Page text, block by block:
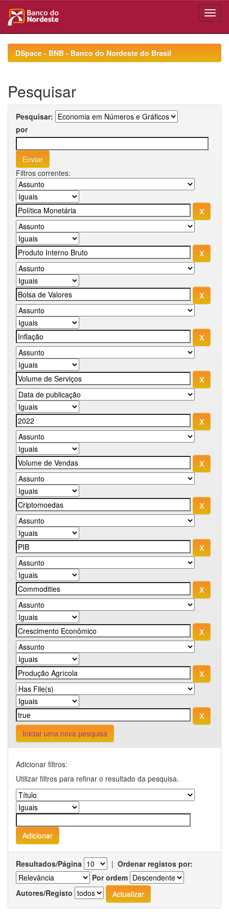
navigationDSpace - BNB - Banco do Nordeste do Brasil
Pesquisar
Pesquisar:
por
Filtros correntes:
Iniciar uma nova pesquisa
Adicionar filtros:
Utilizar filtros para refinar o resultado da pesquisa.
Resultados/Página | Ordenar registos por:
Por ordem
Autores/Registo